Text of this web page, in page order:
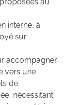
interne, à
sur
accompagner
vers une
de
nécessitant